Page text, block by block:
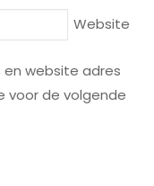
Website
website adres
voor de volgende